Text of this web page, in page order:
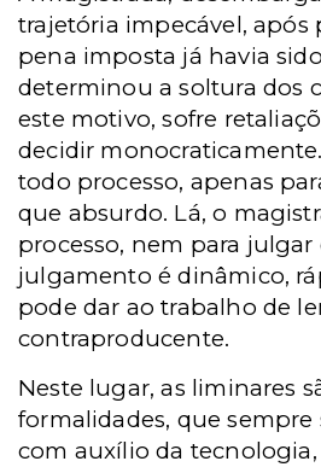
trajetória impecável, após
pena imposta já havia
determinou a soltura dos
este motivo, sofre
decidir
todo processo, apenas
que absurdo. Lá, o
processo, nem para julgar
julgamento é dinâmico,
pode dar ao trabalho de
contraproducente.
Neste lugar, as liminares
formalidades, que
com auxílio da tecnologia,